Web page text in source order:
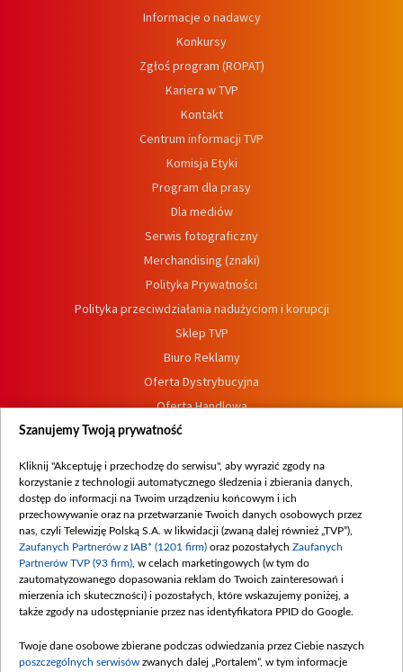
Informacje o nadawcy
Konkursy
Zgłoś program (ROPAT)
Kariera w TVP
Kontakt
Centrum informacji TVP
Komisja Etyki
Program dla prasy
Dla mediów
Serwis fotograficzny
Merchandising (znaki)
Polityka Prywatności
Polityka przeciwdziałania nadużyciom i korupcji
Sklep TVP
Biuro Reklamy
Oferta Dystrybucyjna
Oferta Handlowa
Dostępność
Procedura zgłoszeń wewnętrznych
Szanujemy Twoją prywatność
Kliknij "Akceptuję i przechodzę do serwisu", aby wyrazić zgody na
korzystanie z technologii automatycznego śledzenia i zbierania danych,
dostęp do informacji na Twoim urządzeniu końcowym i ich
przechowywanie oraz na przetwarzanie Twoich danych osobowych przez
nas, czyli Telewizję Polską S.A. w likwidacji (zwaną dalej również „TVP”),
Zaufanych Partnerów z IAB* (1201 firm) oraz pozostałych Zaufanych
Partnerów TVP (93 firm) , w celach marketingowych (w tym do
zautomatyzowanego dopasowania reklam do Twoich zainteresowań i
mierzenia ich skuteczności) i pozostałych, które wskazujemy poniżej, a
także zgody na udostępnianie przez nas identyfikatora PPID do Google.
Twoje dane osobowe zbierane podczas odwiedzania przez Ciebie naszych
poszczególnych serwisów zwanych dalej „Portalem”, w tym informacje